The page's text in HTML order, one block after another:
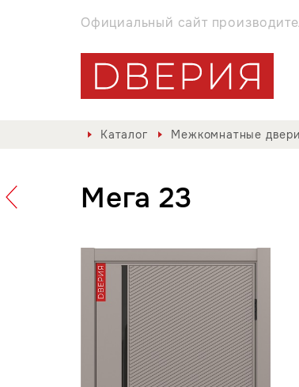
Официальный сайт
Каталог Межкомнатные двери
Мега 23